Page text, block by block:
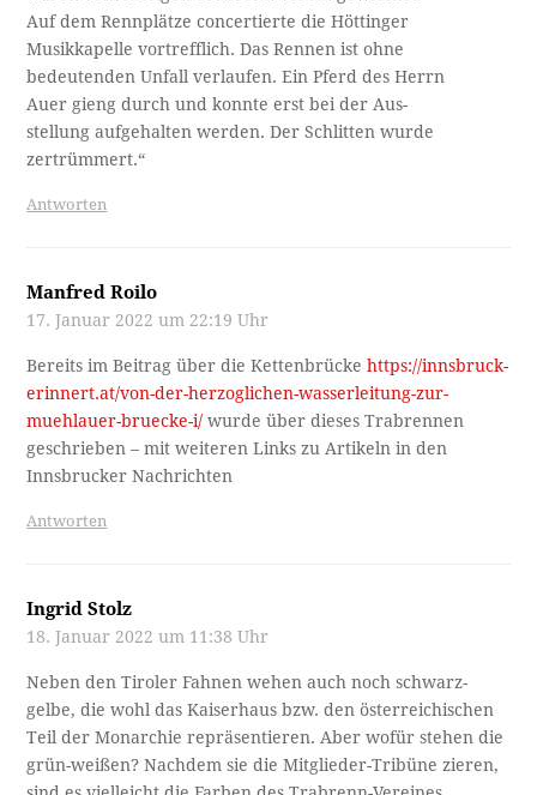
Auf dem Rennplätze concertierte die Höttinger
Musikkapelle vortrefflich. Das Rennen ist ohne
bedeutenden Unfall verlaufen. Ein Pferd des Herrn
Auer gieng durch und konnte erst bei der Aus­-
stellung aufgehalten werden. Der Schlitten wurde
zertrümmert.“
Antworten
Manfred Roilo
17. Januar 2022 um 22:19 Uhr
Bereits im Beitrag über die Kettenbrückehttps://innsbruck-
erinnert.at/von-der-herzoglichen-wasserleitung-zur-
muehlauer-bruecke-i/ wurde über dieses Trabrennen
geschrieben – mit weiteren Links zu Artikeln in den
Innsbrucker Nachrichten
Antworten
Ingrid Stolz
18. Januar 2022 um 11:38 Uhr
Neben den Tiroler Fahnen wehen auch noch schwarz-
gelbe, die wohl das Kaiserhaus bzw. den österreichischen
Teil der Monarchie repräsentieren. Aber wofür stehen die
grün-weißen? Nachdem sie die Mitglieder-Tribüne zieren,